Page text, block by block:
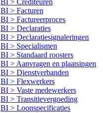
BI > Crediteuren
BI > Facturen
BI > Factureerproces
BI > Declaraties
BI > Declaratiesignaleringen
BI > Specialismen
BI > Standaard roosters
BI > Aanvragen en plaatsingen
BI > Dienstverbanden
BI > Flexwerkers
BI > Vaste medewerkers
BI > Transitievergoeding
BI > Loonspecificaties